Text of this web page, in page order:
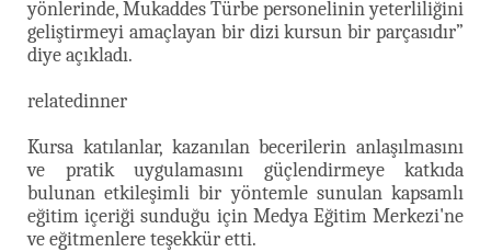
yönlerinde, Mukaddes Türbe personelinin yeterliliğini
geliştirmeyi amaçlayan bir dizi kursun bir parçasıdır”
diye açıkladı.
relatedinner
Kursa katılanlar, kazanılan becerilerin anlaşılmasını
ve pratik uygulamasını güçlendirmeye katkıda
bulunan etkileşimli bir yöntemle sunulan kapsamlı
eğitim içeriği sunduğu için Medya Eğitim Merkezi'ne
ve eğitmenlere teşekkür etti.